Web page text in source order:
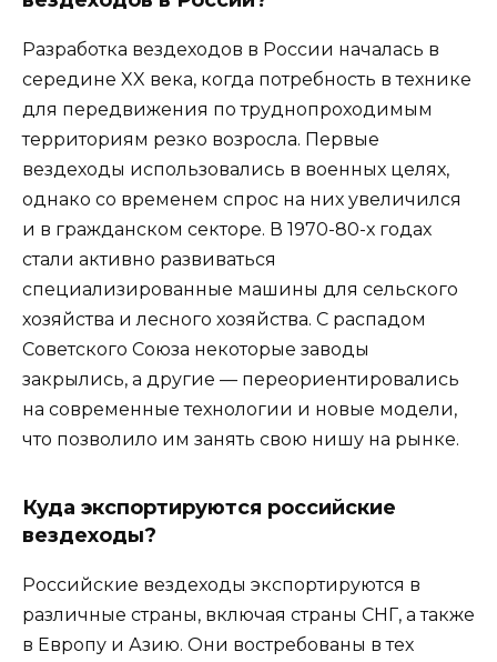
Разработка вездеходов в России началась в
середине XX века, когда потребность в технике
для передвижения по труднопроходимым
территориям резко возросла. Первые
вездеходы использовались в военных целях,
однако со временем спрос на них увеличился
и в гражданском секторе. В 1970-80-х годах
стали активно развиваться
специализированные машины для сельского
хозяйства и лесного хозяйства. С распадом
Советского Союза некоторые заводы
закрылись, а другие — переориентировались
на современные технологии и новые модели,
что позволило им занять свою нишу на рынке.
Куда экспортируются российские
вездеходы?
Российские вездеходы экспортируются в
различные страны, включая страны СНГ, а также
в Европу и Азию. Они востребованы в тех